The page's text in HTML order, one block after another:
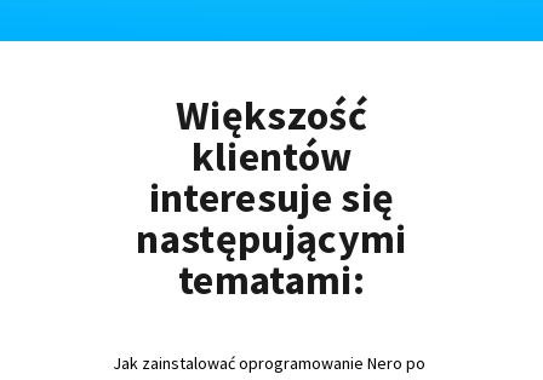
Większość
klientów
interesuje się
następującymi
tematami:
Jak zainstalować oprogramowanie Nero po